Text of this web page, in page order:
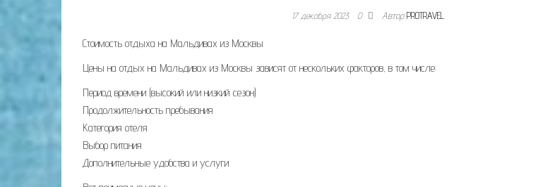
17 декабря 2023 0 АвторPROTRAVEL
Стоимость отдыха на Мальдивах из Москвы
Цены на отдых на Мальдивах из Москвы зависят от нескольких факторов, в том числе:
Период времени (высокий или низкий сезон)
Продолжительность пребывания
Категория отеля
Выбор питания
Дополнительные удобства и услуги